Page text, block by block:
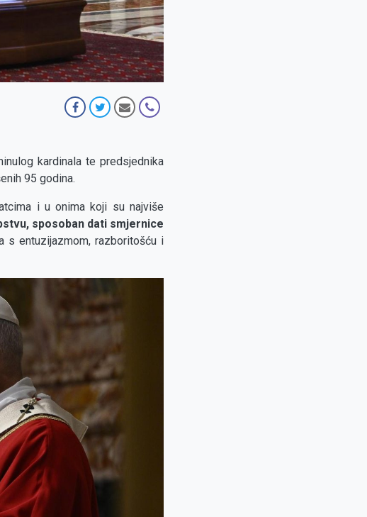
kardinala te predsjednika
95 godina.
i u onima koji su najviše
sposoban dati smjernice
entuzijazmom, razboritošću i